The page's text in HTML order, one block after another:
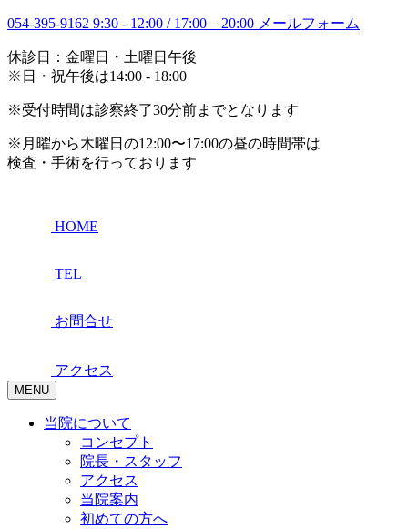
054-395-9162 9:30 - 12:00 / 17:00 – 20:00 メールフォーム
休診日：金曜日・土曜日午後
※日・祝午後は14:00 - 18:00
※受付時間は診察終了30分前までとなります
※月曜から木曜日の12:00〜17:00の昼の時間帯は
検査・手術を行っております
HOME
TEL
お問合せ
アクセス
MENU
当院について
コンセプト
院長・スタッフ
アクセス
当院案内
初めての方へ